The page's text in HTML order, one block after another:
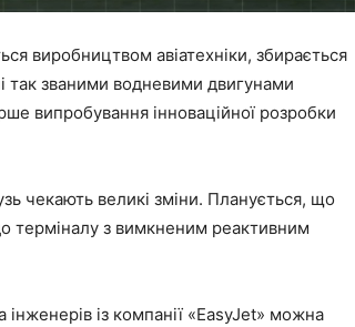
виробництвом авіатехніки, збирається
так званими водневими двигунами
випробування інноваційної розробки
чекають великі зміни. Планується, що
терміналу з вимкненим реактивним
інженерів із компанії «EasyJet» можна